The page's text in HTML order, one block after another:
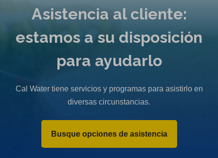
Asistencia al cliente:
estamos a su disposición
para ayudarlo
Cal Water tiene servicios y programas para asistirlo en
diversas circunstancias.
Busque opciones de asistencia